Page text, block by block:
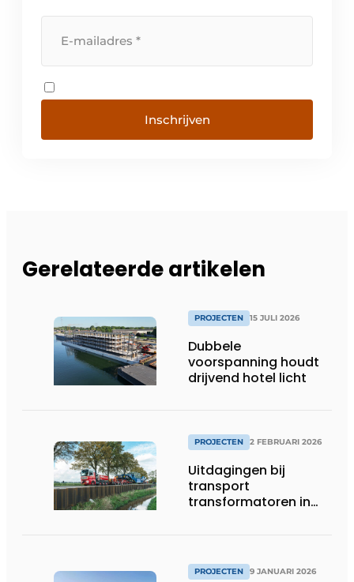
Inschrijven
Gerelateerde artikelen
PROJECTEN 15 JULI 2026
Dubbele
voorspanning houdt
drijvend hotel licht
PROJECTEN 2 FEBRUARI 2026
Uitdagingen bij
transport
transformatoren in
PROJECTEN 9 JANUARI 2026